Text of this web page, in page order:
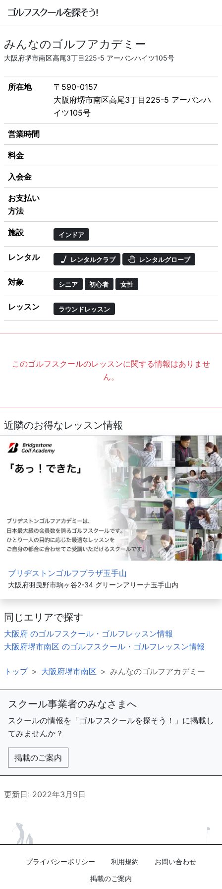
みんなのゴルフアカデミー
大阪府堺市南区高尾3丁目225-5 アーバンハイツ105号
所在地
〒590-0157
大阪府堺市南区高尾3丁目225-5 アーバンハ
イツ105号
営業時間
料金
入会金
お支払い
方法
施設 インドア
レンタル レンタルクラブ レンタルグローブ
対象 シニア 初心者 女性
レッスン ラウンドレッスン
このゴルフスクールのレッスンに関する情報はありませ
ん。
近隣のお得なレッスン情報
ブリヂストンゴルフプラザ玉手山
大阪府羽曳野市駒ヶ谷2-34 グリーンアリーナ玉手山内
同じエリアで探す
大阪府 のゴルフスクール・ゴルフレッスン情報
大阪府堺市南区 のゴルフスクール・ゴルフレッスン情報
トップ 大阪府堺市南区 みんなのゴルフアカデミー
スクール事業者のみなさまへ
スクールの情報を「ゴルフスクールを探そう！」に掲載し
てみませんか？
掲載のご案内
更新日: 2022年3月9日
プライバシーポリシー 利用規約
お問い合わせ
掲載のご案内